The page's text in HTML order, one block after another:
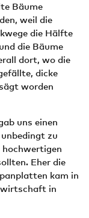
Bäume
weil die
die Hälfte
die Bäume
dort, wo die
dicke
worden
uns einen
zu
hochwertigen
Eher die
kam in
in